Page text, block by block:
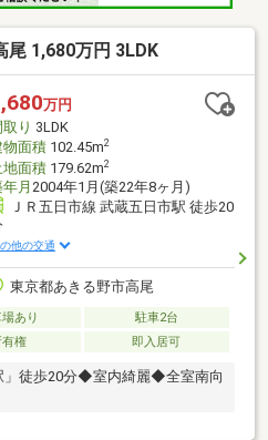
尾 1,680万円 3LDK
万円
取り 3LDK
物面積102.45m2
地面積179.62m2
月 2004年1月(築22年8ヶ月)
ＪＲ五日市線 武蔵五日市駅 徒歩20
他の交通
東京都あきる野市高尾
あり
駐車2台
有権 即入居可
」徒歩20分◆室内綺麗◆全室南向